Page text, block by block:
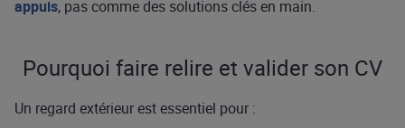
appuis, pas comme des solutions clés en main.
Pourquoi faire relire et valider son CV
Un regard extérieur est essentiel pour :